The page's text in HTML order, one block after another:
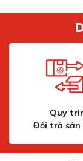
Quy
Đổi trả sản